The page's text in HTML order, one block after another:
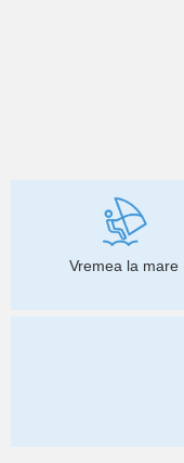
Vremea la mare